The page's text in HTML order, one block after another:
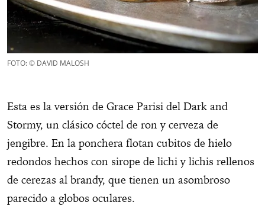
FOTO: © DAVID MALOSH
Esta es la versión de Grace Parisi del Dark and
Stormy, un clásico cóctel de ron y cerveza de
jengibre. En la ponchera flotan cubitos de hielo
redondos hechos con sirope de lichi y lichis rellenos
de cerezas al brandy, que tienen un asombroso
parecido a globos oculares.